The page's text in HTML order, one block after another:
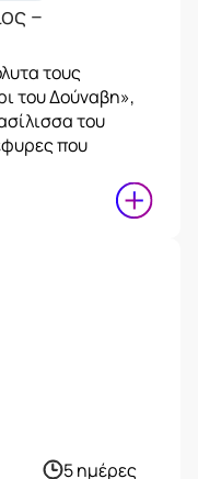
–
τους
του Δούναβη»,
του
που
5 ημέρες